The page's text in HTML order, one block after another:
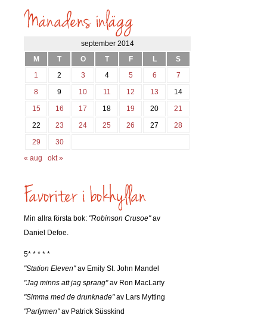
söks?
september 2014
M
T O T F L
S
1
2 3 4 5 6
7
8
9 10 11 12 13
14
15
16 17 18 19 20
21
22
23 24 25 26 27
28
29
30
« aug
okt »
Min allra första bok: "Robinson Crusoe"av
Daniel Defoe.
5* * * * *
"Station Eleven"av Emily St. John Mandel
"Jag minns att jag sprang"av Ron MacLarty
"Simma med de drunknade"av Lars Mytting
"Parfymen"av Patrick Süsskind